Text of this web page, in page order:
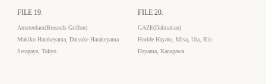
FILE 19.
Amsterdam(Brussels Griffon)
Makiko Hatakeyama, Daisuke Hatakeyama
Setagaya, Tokyo
FILE 20.
GAZE(Dalmatian)
Horide Hayato, Misa, Uta, Rin
Hayama, Kanagawa